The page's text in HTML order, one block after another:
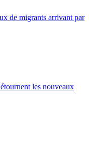
de migrants arrivant par
les nouveaux